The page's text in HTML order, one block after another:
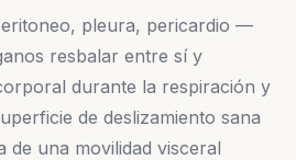
pleura, pericardio —
resbalar entre sí y
durante la respiración y
de deslizamiento sana
de una movilidad visceral